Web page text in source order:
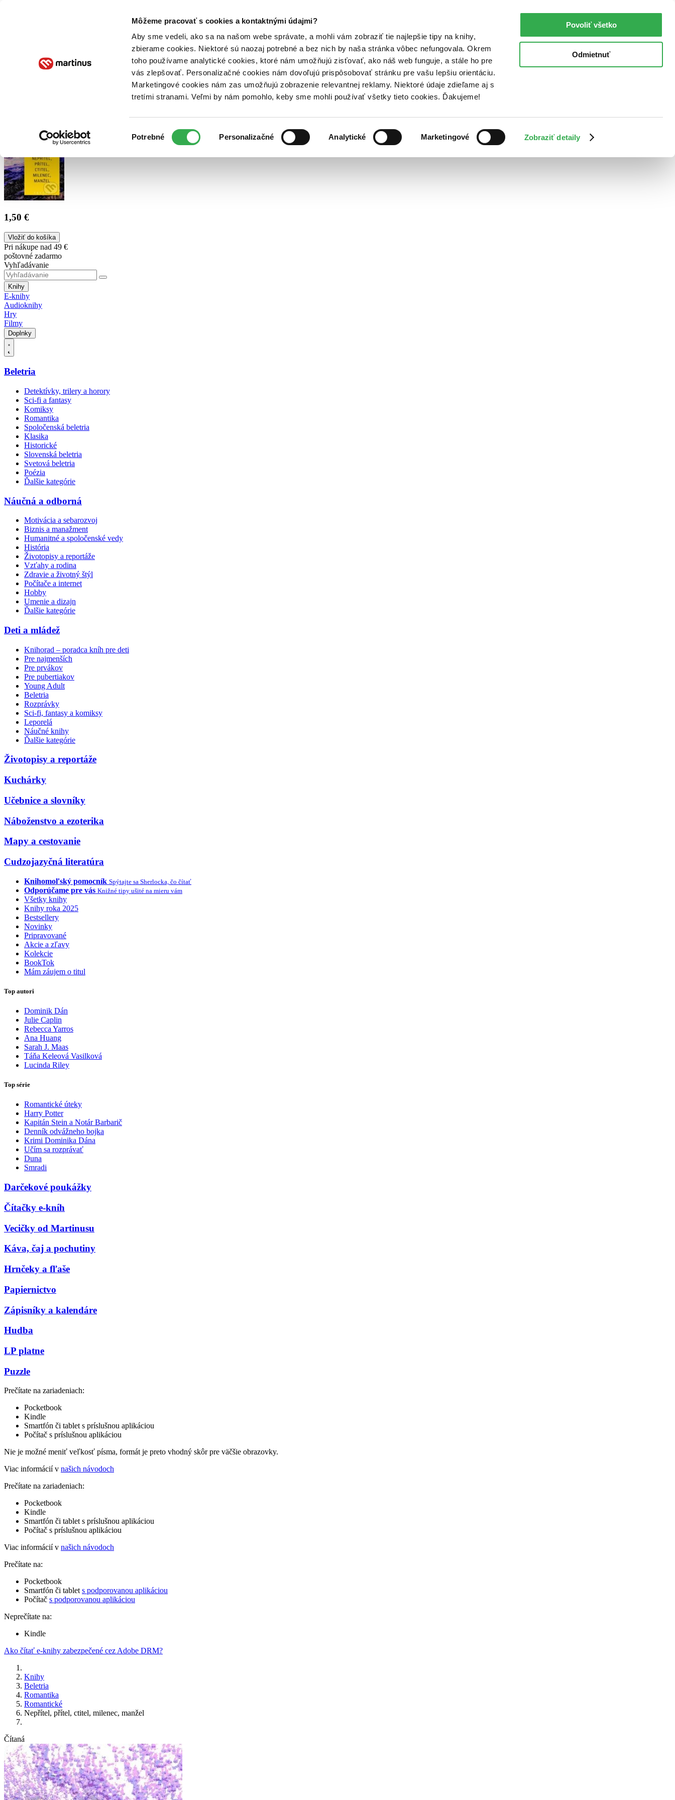
Môžeme pracovať s cookies a kontaktnými údajmi?
Aby sme vedeli, ako sa na našom webe správate, a mohli vám zobraziť tie najlepšie tipy na knihy,
zbierame cookies. Niektoré sú naozaj potrebné a bez nich by naša stránka vôbec nefungovala. Okrem
toho používame analytické cookies, ktoré nám umožňujú zisťovať, ako náš web funguje, a stále ho pre
vás zlepšovať. Personalizačné cookies nám dovoľujú prispôsobovať stránku pre vašu lepšiu orientáciu.
Marketingové cookies nám zas umožňujú zobrazenie relevantnej reklamy. Niektoré údaje zdieľame aj s
tretími stranami. Veľmi by nám pomohlo, keby sme mohli používať všetky tieto cookies. Ďakujeme!
súhlasu
Potrebné Personalizačné Analytické Marketingové Zobraziť detaily
Povoliť všetko
Odmietnuť
Poukážky Kontakt
1,50 €
Vložiť do košíka
Pri nákupe nad 49 €
poštovné zadarmo
Vyhľadávanie
Knihy
E-knihy
Audioknihy
Hry
Filmy
Doplnky
Beletria
Detektívky, trilery a horory
Sci-fi a fantasy
Komiksy
Romantika
Spoločenská beletria
Klasika
Historické
Slovenská beletria
Svetová beletria
Poézia
Ďalšie kategórie
Náučná a odborná
Motivácia a sebarozvoj
Biznis a manažment
Humanitné a spoločenské vedy
História
Životopisy a reportáže
Vzťahy a rodina
Zdravie a životný štýl
Počítače a internet
Hobby
Umenie a dizajn
Ďalšie kategórie
Deti a mládež
Knihorad – poradca kníh pre deti
Pre najmenších
Pre prvákov
Pre pubertiakov
Young Adult
Beletria
Rozprávky
Sci-fi, fantasy a komiksy
Leporelá
Náučné knihy
Ďalšie kategórie
Životopisy a reportáže
Kuchárky
Učebnice a slovníky
Náboženstvo a ezoterika
Mapy a cestovanie
Cudzojazyčná literatúra
Knihomoľský pomocník Spýtajte sa Sherlocka, čo čítať
Odporúčame pre vás Knižné tipy ušité na mieru vám
Všetky knihy
Knihy roka 2025
Bestsellery
Novinky
Pripravované
Akcie a zľavy
Kolekcie
BookTok
Mám záujem o titul
Top autori
Dominik Dán
Julie Caplin
Rebecca Yarros
Ana Huang
Sarah J. Maas
Táňa Keleová Vasilková
Lucinda Riley
Top série
Romantické úteky
Harry Potter
Kapitán Stein a Notár Barbarič
Denník odvážneho bojka
Krimi Dominika Dána
Učím sa rozprávať
Duna
Smradi
Darčekové poukážky
Čítačky e-kníh
Vecičky od Martinusu
Káva, čaj a pochutiny
Hrnčeky a fľaše
Papiernictvo
Zápisníky a kalendáre
Hudba
LP platne
Puzzle
Prečítate na zariadeniach:
Pocketbook
Kindle
Smartfón či tablet s príslušnou aplikáciou
Počítač s príslušnou aplikáciou
Nie je možné meniť veľkosť písma, formát je preto vhodný skôr pre väčšie obrazovky.
Viac informácií v našich návodoch
Prečítate na zariadeniach:
Pocketbook
Kindle
Smartfón či tablet s príslušnou aplikáciou
Počítač s príslušnou aplikáciou
Viac informácií v našich návodoch
Prečítate na:
Pocketbook
Smartfón či tablet s podporovanou aplikáciou
Počítač s podporovanou aplikáciou
Neprečítate na:
Kindle
Ako čítať e-knihy zabezpečené cez Adobe DRM?
Knihy
Beletria
Romantika
Romantické
Nepřítel, přítel, ctitel, milenec, manžel
Čítaná